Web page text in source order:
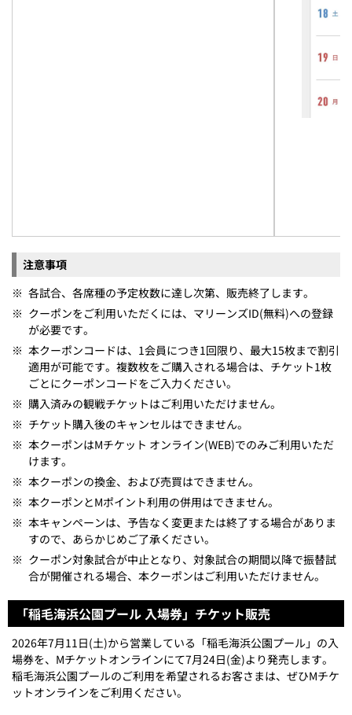
注意事項
※ 各試合、各席種の予定枚数に達し次第、販売終了します。
※ クーポンをご利用いただくには、マリーンズID(無料)への登録
が必要です。
※ 本クーポンコードは、1会員につき1回限り、最大15枚まで割引
適用が可能です。複数枚をご購入される場合は、チケット1枚
ごとにクーポンコードをご入力ください。
※ 購入済みの観戦チケットはご利用いただけません。
※ チケット購入後のキャンセルはできません。
※ 本クーポンはMチケット オンライン(WEB)でのみご利用いただ
けます。
※ 本クーポンの換金、および売買はできません。
※ 本クーポンとMポイント利用の併用はできません。
※ 本キャンペーンは、予告なく変更または終了する場合がありま
すので、あらかじめご了承ください。
※ クーポン対象試合が中止となり、対象試合の期間以降で振替試
合が開催される場合、本クーポンはご利用いただけません。
「稲毛海浜公園プール 入場券」チケット販売
2026年7月11日(土)から営業している「稲毛海浜公園プール」の入
場券を、Mチケットオンラインにて7月24日(金)より発売します。
稲毛海浜公園プールのご利用を希望されるお客さまは、ぜひMチケ
ットオンラインをご利用ください。